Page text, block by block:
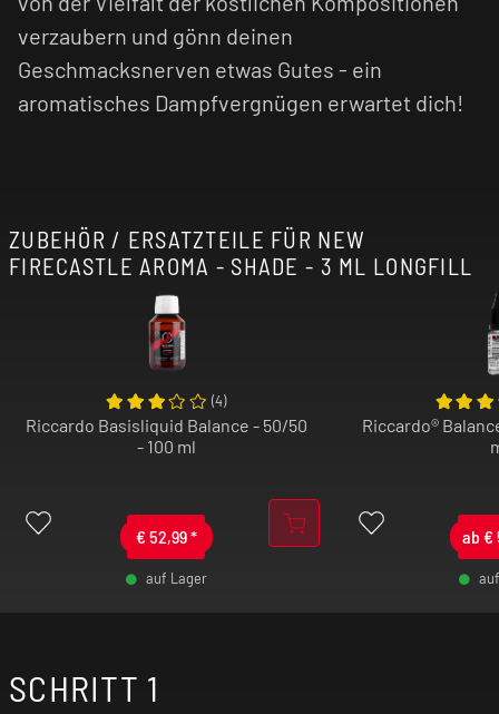
verzaubern und gönn deinen
Geschmacksnerven etwas Gutes - ein
aromatisches Dampfvergnügen erwartet dich!
ZUBEHÖR / ERSATZTEILE FÜR NEW
FIRECASTLE AROMA - SHADE - 3 ML LONGFILL
€ 52,99*
auf Lager
(4)
Riccardo Basisliquid Balance - 50/50
- 100 ml
ab €
Riccardo®
SCHRITT 1